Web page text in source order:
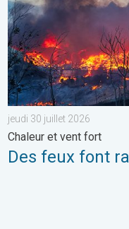
jeudi 30 juillet 2026
Chaleur et vent fort
Des feux font